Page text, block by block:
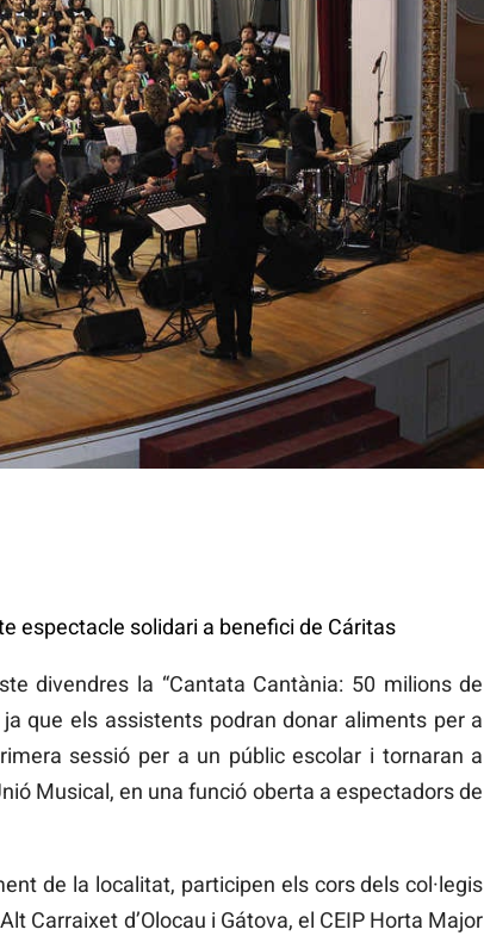
espectacle solidari a benefici de Cáritas
divendres la “Cantata Cantània: 50 milions de
que els assistents podran donar aliments per a
sessió per a un públic escolar i tornaran a
Musical, en una funció oberta a espectadors de
de la localitat, participen els cors dels col·legis
Carraixet d’Olocau i Gátova, el CEIP Horta Major